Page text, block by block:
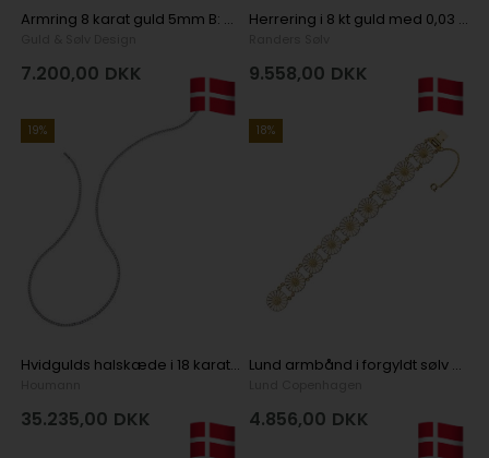
Armring 8 karat guld 5mm B: 5mm
7.200,00 DKK
Herrering i 8 kt guld med 0,03 ct diamant
9.558,00 DKK
19%
Hvidgulds halskæde i 18 karat med 92 stk 0,01 ct Wesselton VS/SI brillanter, 42 cm
35.235,00 DKK
18%
Lund armbånd i forgyldt sølv med hvid emaljeret med 9 x 18 mm Margueritter
4.856,00 DKK